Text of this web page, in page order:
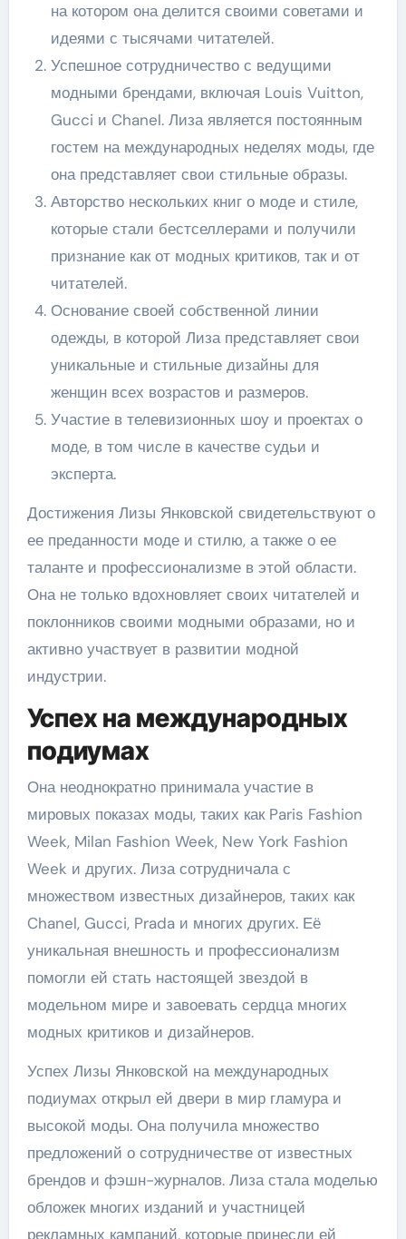
на котором она делится своими советами и
идеями с тысячами читателей.
Успешное сотрудничество с ведущими
модными брендами, включая Louis Vuitton,
Gucci и Chanel. Лиза является постоянным
гостем на международных неделях моды, где
она представляет свои стильные образы.
Авторство нескольких книг о моде и стиле,
которые стали бестселлерами и получили
признание как от модных критиков, так и от
читателей.
Основание своей собственной линии
одежды, в которой Лиза представляет свои
уникальные и стильные дизайны для
женщин всех возрастов и размеров.
Участие в телевизионных шоу и проектах о
моде, в том числе в качестве судьи и
эксперта.
Достижения Лизы Янковской свидетельствуют о
ее преданности моде и стилю, а также о ее
таланте и профессионализме в этой области.
Она не только вдохновляет своих читателей и
поклонников своими модными образами, но и
активно участвует в развитии модной
индустрии.
Успех на международных
подиумах
Она неоднократно принимала участие в
мировых показах моды, таких как Paris Fashion
Week, Milan Fashion Week, New York Fashion
Week и других. Лиза сотрудничала с
множеством известных дизайнеров, таких как
Chanel, Gucci, Prada и многих других. Её
уникальная внешность и профессионализм
помогли ей стать настоящей звездой в
модельном мире и завоевать сердца многих
модных критиков и дизайнеров.
Успех Лизы Янковской на международных
подиумах открыл ей двери в мир гламура и
высокой моды. Она получила множество
предложений о сотрудничестве от известных
брендов и фэшн-журналов. Лиза стала моделью
обложек многих изданий и участницей
рекламных кампаний, которые принесли ей